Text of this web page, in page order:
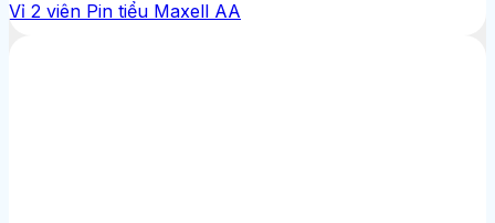
Vỉ 2 viên Pin tiểu Maxell AA